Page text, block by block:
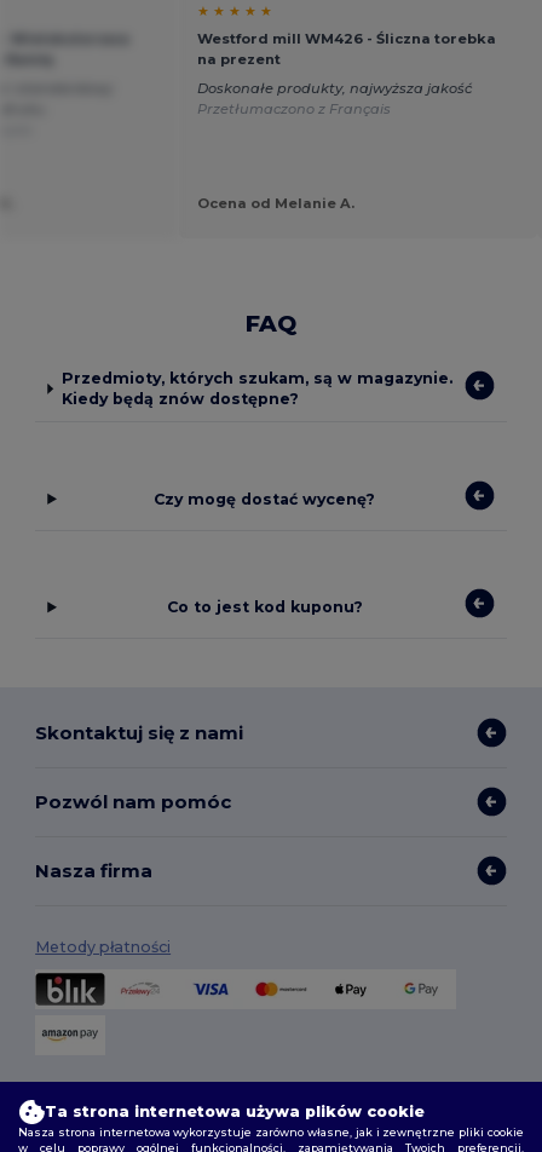
★ ★ ★ ★ ★
Westford mill WM426 - Śliczna torebka
na prezent
Doskonałe produkty, najwyższa jakość
Przetłumaczono z Français
Ocena od Melanie A.
FAQ
Przedmioty, których szukam, są w magazynie.
Kiedy będą znów dostępne?
Czy mogę dostać wycenę?
Co to jest kod kuponu?
Skontaktuj się z nami
Pozwól nam pomóc
Nasza firma
Metody płatności
Ta strona internetowa używa plików cookie
Nasza strona internetowa wykorzystuje zarówno własne, jak i zewnętrzne pliki cookie
w celu poprawy ogólnej funkcjonalności, zapamiętywania Twoich preferencji,